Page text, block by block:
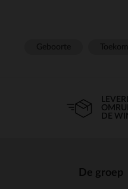
DE
De groep